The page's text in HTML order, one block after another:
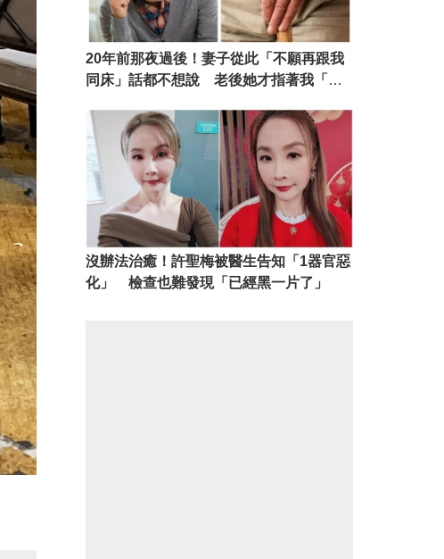
20年前那夜過後！妻子從此「不願再跟我
同床」話都不想說 老後她才指著我「說
沒辦法治癒！許聖梅被醫生告知「1器官惡
化」 檢查也難發現「已經黑一片了」